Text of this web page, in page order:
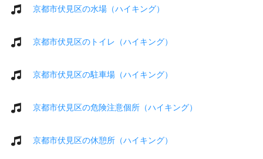
京都市伏見区の水場（ハイキング）
京都市伏見区のトイレ（ハイキング）
京都市伏見区の駐車場（ハイキング）
京都市伏見区の危険注意個所（ハイキング）
京都市伏見区の休憩所（ハイキング）